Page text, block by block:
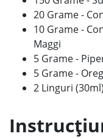
20 Grame -
10 Grame -
Maggi
5 Grame -
5 Grame -
2 Linguri